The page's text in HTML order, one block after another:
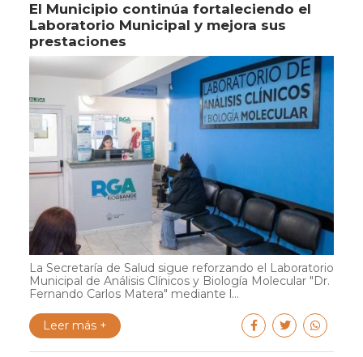
El Municipio continúa fortaleciendo el
Laboratorio Municipal y mejora sus
prestaciones
La Secretaría de Salud sigue reforzando el Laboratorio
Municipal de Análisis Clínicos y Biología Molecular "Dr.
Fernando Carlos Matera" mediante l...
Leer más +